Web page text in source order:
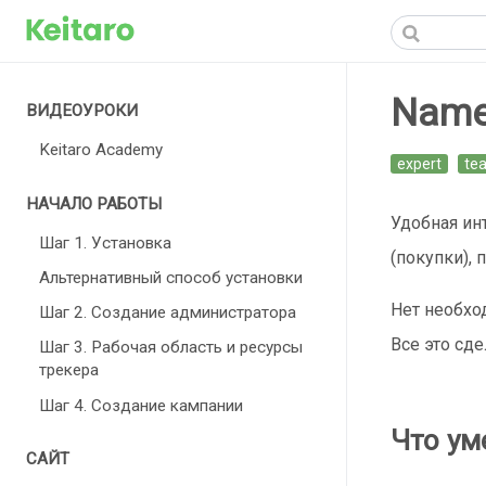
ВИДЕОУРОКИ
Keitaro Academy
НАЧАЛО РАБОТЫ
Шаг 1. Установка
Альтернативный способ установки
Шаг 2. Создание администратора
Шаг 3. Рабочая область и ресурсы
трекера
Шаг 4. Создание кампании
САЙТ
expert
Удобная
(покупки),
Нет
Все это
Что